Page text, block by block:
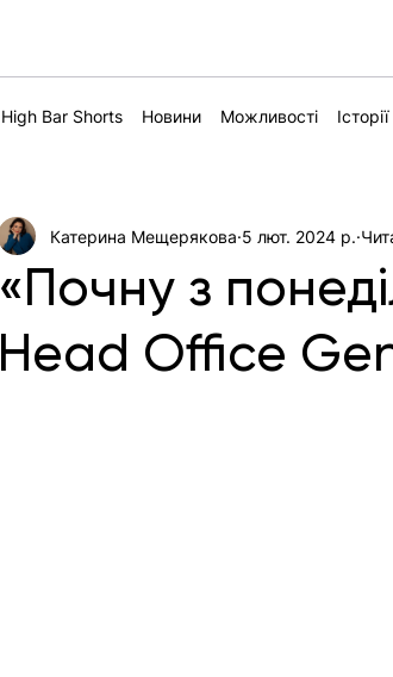
High Bar Shorts Новини Можливості Історії
«Почну з
Head Office
Катерина Мещерякова 5 лют. 2024 р.